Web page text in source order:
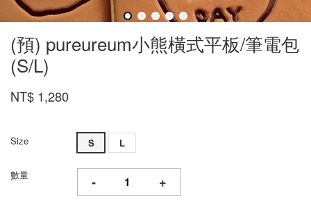
(預) pureureum小熊橫式平板/筆電包
(S/L)
NT$ 1,280
Size S L
數量 - +